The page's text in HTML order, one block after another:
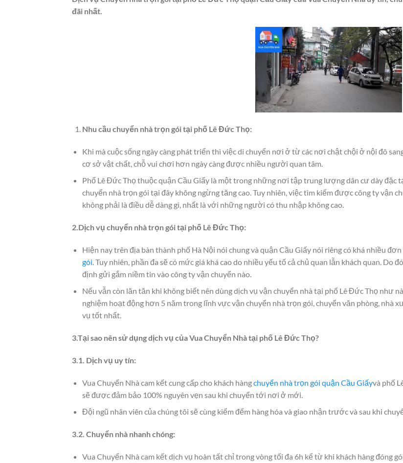
đãi nhất.
Nhu cầu chuyển nhà trọn gói tại phố Lê Đức Thọ:
Khi mà cuộc sống ngày càng phát triển thì việc di chuyển nơi ở từ các nơi chật chội ở nội đô
cơ sở vật chất, chỗ vui chơi hơn ngày càng được nhiều người quan tâm.
Phố Lê Đức Thọ thuộc quận Cầu Giấy là một trong những nơi tập trung lượng dân cư dày đặc
chuyển nhà trọn gói tại đây không ngừng tăng cao. Tuy nhiên, việc tìm kiếm được công ty vận
không phải là điều dễ dàng gì, nhất là với những người có thu nhập không cao.
2.Dịch vụ chuyển nhà trọn gói tại phố Lê Đức Thọ:
Hiện nay trên địa bàn thành phố Hà Nội nói chung và quận Cầu Giấy nói riêng có khá nhiều
gói . Tuy nhiên, phần đa sẽ có mức giá khá cao do nhiều yếu tố cả chủ quan lẫn khách quan.
định gửi gắm niềm tin vào công ty vận chuyển nào.
Nếu vẫn còn lăn tăn khi không biết nên dùng dịch vụ vận chuyển nhà tại phố Lê Đức Thọ như
nghiệm hoạt động hơn 5 năm trong lĩnh vực vận chuyển nhà trọn gói, chuyển văn phòng, nhà
vụ tốt nhất.
3.Tại sao nên sử dụng dịch vụ của Vua Chuyển Nhà tại phố Lê Đức Thọ?
3.1. Dịch vụ uy tín:
Vua Chuyển Nhà cam kết cung cấp cho khách hàngchuyển nhà trọn gói quận Cầu Giấyvà phố
sẽ được đảm bảo 100% nguyên vẹn sau khi chuyển tới nơi ở mới.
Đội ngũ nhân viên của chúng tôi sẽ cùng kiểm đếm hàng hóa và giao nhận trước và sau khi
3.2. Chuyển nhà nhanh chóng:
Vua Chuyển Nhà cam kết dịch vụ hoàn tất chỉ trong vòng tối đa 6h kể từ khi khách hàng đóng